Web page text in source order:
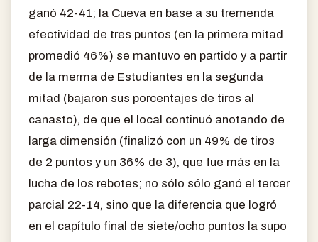
ganó 42-41; la Cueva en base a su tremenda
efectividad de tres puntos (en la primera mitad
promedió 46%) se mantuvo en partido y a partir
de la merma de Estudiantes en la segunda
mitad (bajaron sus porcentajes de tiros al
canasto), de que el local continuó anotando de
larga dimensión (finalizó con un 49% de tiros
de 2 puntos y un 36% de 3), que fue más en la
lucha de los rebotes; no sólo sólo ganó el tercer
parcial 22-14, sino que la diferencia que logró
en el capítulo final de siete/ocho puntos la supo